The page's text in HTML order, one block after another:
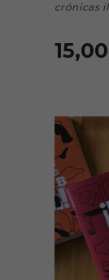
crónicas
15,00